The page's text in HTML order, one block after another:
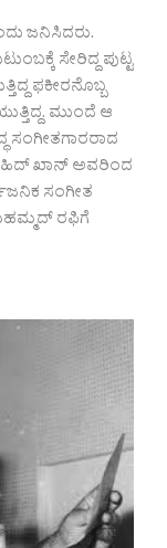
ಜನಿಸಿದರು.
ಸೇರಿದ್ದ ಪುಟ್ಟ
ಫಕೀರನೊಬ್ಬ
ಮುಂದೆ ಆ
ಸಂಗೀತಗಾರರಾದ
ಖಾನ್ ಅವರಿಂದ
ಸಂಗೀತ
ರಫಿಗೆ